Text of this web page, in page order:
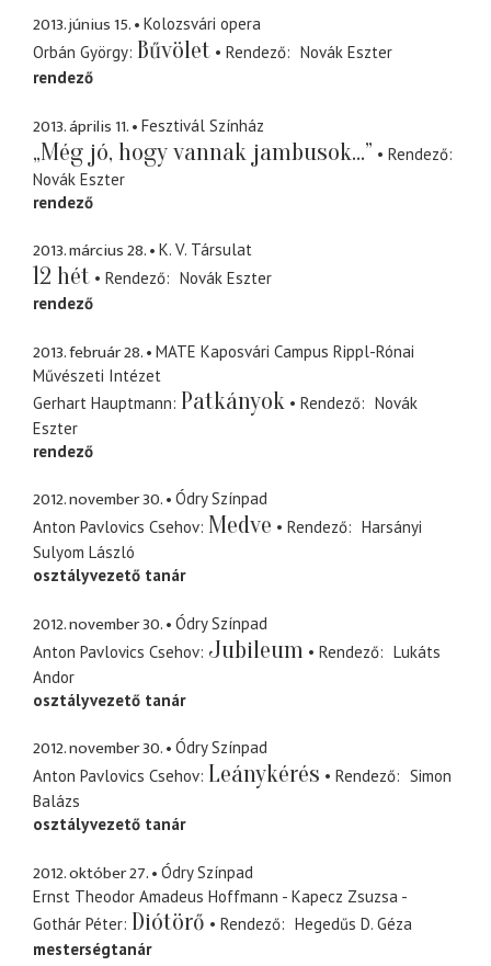
2013. június 15.
Kolozsvári opera
Orbán György Bűvölet Rendező
Novák Eszter
rendező
2013. április 11. Fesztivál Színház
„Még jó, hogy vannak jambusok...”
Rendező
Novák Eszter
rendező
2013. március 28. K. V. Társulat
12 hét Rendező
Novák Eszter
rendező
2013. február 28.
MATE Kaposvári Campus Rippl-Rónai
Művészeti Intézet
Gerhart Hauptmann Patkányok Rendező
Novák
Eszter
rendező
2012. november 30.
Ódry Színpad
Anton Pavlovics Csehov Medve Rendező
Harsányi
Sulyom László
osztályvezető tanár
2012. november 30.
Ódry Színpad
Anton Pavlovics Csehov Jubileum Rendező
Lukáts
Andor
osztályvezető tanár
2012. november 30.
Ódry Színpad
Anton Pavlovics Csehov Leánykérés Rendező
Simon
Balázs
osztályvezető tanár
2012. október 27.
Ódry Színpad
Ernst Theodor Amadeus Hoffmann - Kapecz Zsuzsa -
Gothár Péter Diótörő Rendező
Hegedűs D. Géza
mesterségtanár